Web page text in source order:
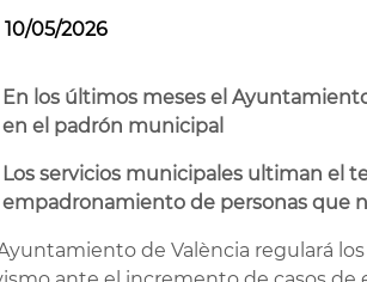
10/05/2026
En los últimos meses el
en el padrón municipal
Los servicios municipales ultiman el
empadronamiento de personas que
de València regulará